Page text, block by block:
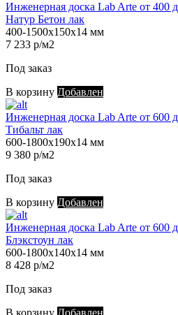
Инженерная доска Lab Arte от 400
Натур Бетон лак
400-1500х150х14 мм
7 233 р/м2
Под заказ
В корзину Добавлен
Инженерная доска Lab Arte от 600
Тибальт лак
600-1800х190х14 мм
9 380 р/м2
Под заказ
В корзину Добавлен
Инженерная доска Lab Arte от 600
Блэкстоун лак
600-1800х140х14 мм
8 428 р/м2
Под заказ
В корзину Добавлен